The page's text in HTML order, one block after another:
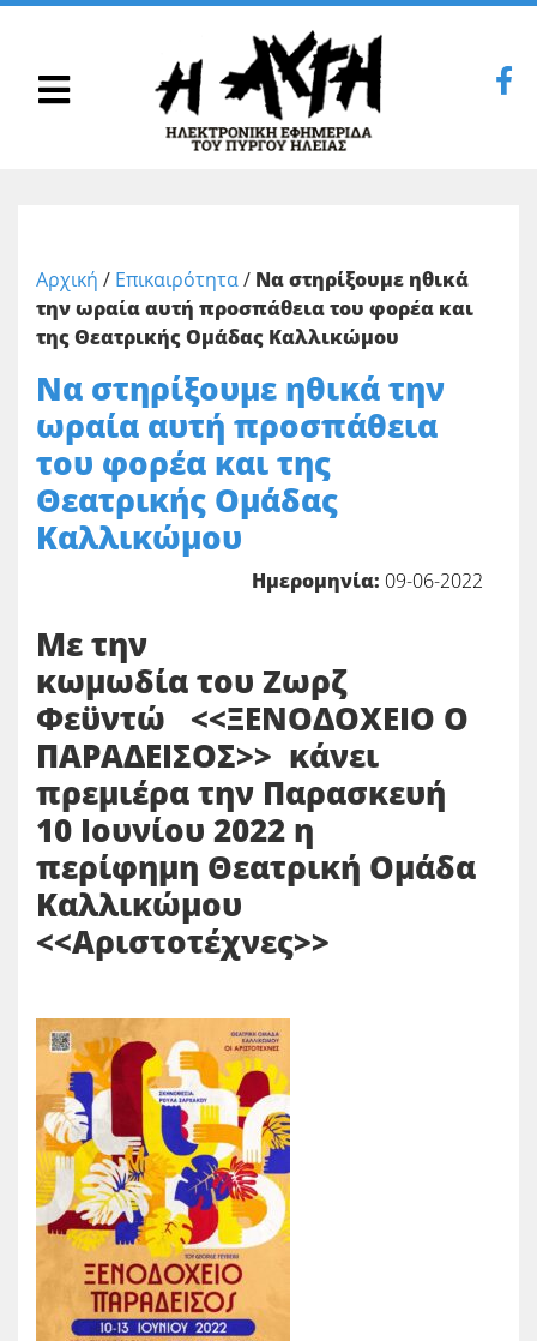
Αρχική / Επικαιρότητα/ Να στηρίξουμε ηθικά
την ωραία αυτή προσπάθεια του φορέα και
της Θεατρικής Ομάδας Καλλικώμου
Να στηρίξουμε ηθικά την
ωραία αυτή προσπάθεια
του φορέα και της
Θεατρικής Ομάδας
Καλλικώμου
Ημερομηνία: 09-06-2022
Με την
κωμωδία του Ζωρζ
Φεϋντώ <<ΞΕΝΟΔΟΧΕΙΟ Ο
ΠΑΡΑΔΕΙΣΟΣ>> κάνει
πρεμιέρα την Παρασκευή
10 Ιουνίου 2022 η
περίφημη Θεατρική Ομάδα
Καλλικώμου
<<Αριστοτέχνες>>